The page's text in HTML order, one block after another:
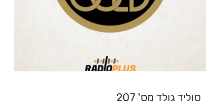
סוליד גולד מס' 207